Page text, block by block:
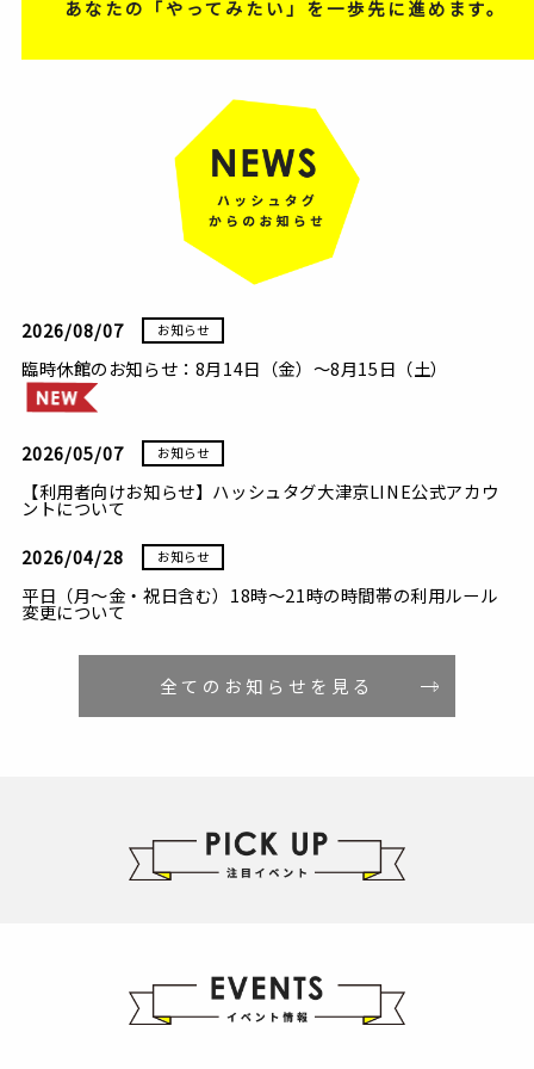
あなたの「やってみたい」を一歩先に進めます。
2026/08/07 お知らせ
臨時休館のお知らせ：8月14日（金）～8月15日（土）
2026/05/07 お知らせ
【利用者向けお知らせ】ハッシュタグ大津京LINE公式アカウ
ントについて
2026/04/28
お知らせ
平日（月～金・祝日含む）18時～21時の時間帯の利用ルール
変更について
全てのお知らせを見る